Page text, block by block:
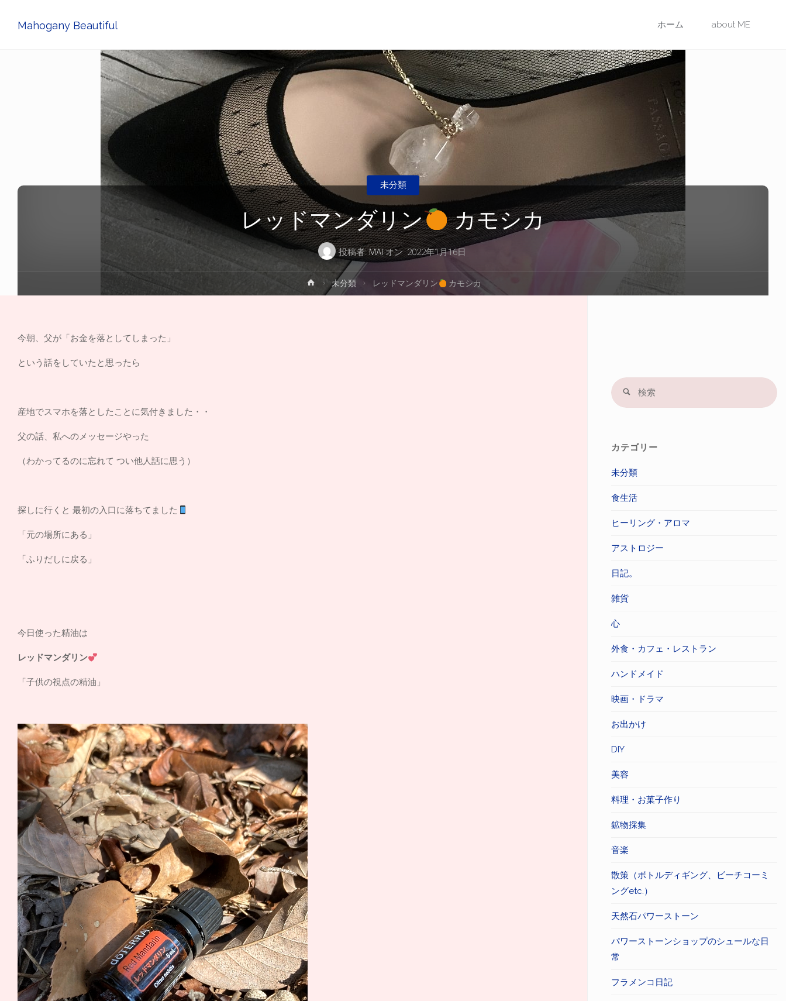
Mahogany Beautiful
ン
ツ
ス
プ
ホーム about ME
レッドマンダリン カモシカ
投稿者: MAI オン 2022年1月16日
未分類
ホ
ー
未分類 レッドマンダリン カモシカ
今朝、父が「お金を落としてしまった」
という話をしていたと思ったら
産地でスマホを落としたことに気付きました・・
父の話、私へのメッセージやった
（わかってるのに忘れて つい他人話に思う）
探しに行くと 最初の入口に落ちてました
「元の場所にある」
「ふりだしに戻る」
今日使った精油は
レッドマンダリン
「子供の視点の精油」
検
カテゴリー
未分類
食生活
ヒーリング・アロマ
アストロジー
日記。
雑貨
心
外食・カフェ・レストラン
ハンドメイド
映画・ドラマ
お出かけ
DIY
美容
料理・お菓子作り
鉱物採集
音楽
散策（ボトルディギング、ビーチコーミ
ングetc.）
天然石パワーストーン
パワーストーンショップのシュールな日
常
フラメンコ日記